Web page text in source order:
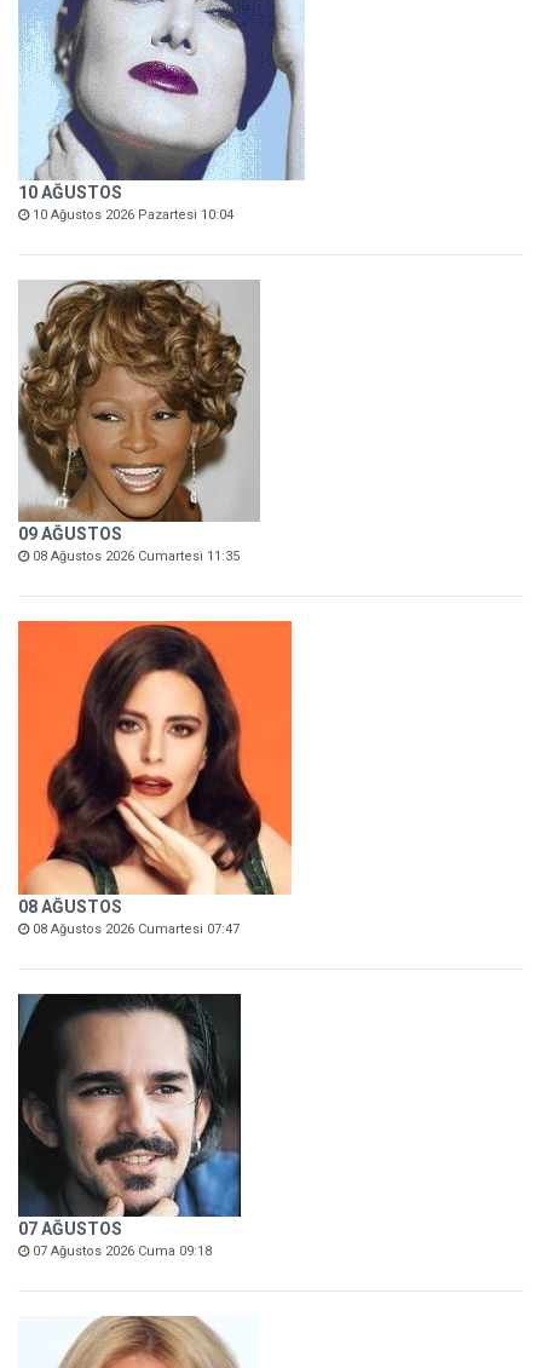
10 AĞUSTOS
10 Ağustos 2026 Pazartesi 10:04
09 AĞUSTOS
08 Ağustos 2026 Cumartesi 11:35
08 AĞUSTOS
08 Ağustos 2026 Cumartesi 07:47
07 AĞUSTOS
07 Ağustos 2026 Cuma 09:18